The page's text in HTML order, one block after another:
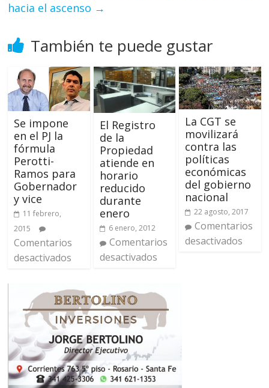
hacia el ascenso →
También te puede gustar
Se impone
en el PJ la
fórmula
Perotti-
Ramos para
Gobernador
y vice
11 febrero,
2015
Comentarios
desactivados
El Registro
de la
Propiedad
atiende en
horario
reducido
durante
enero
6 enero, 2012
Comentarios
desactivados
La CGT se
movilizará
contra las
políticas
económicas
del gobierno
nacional
22 agosto, 2017
Comentarios
desactivados